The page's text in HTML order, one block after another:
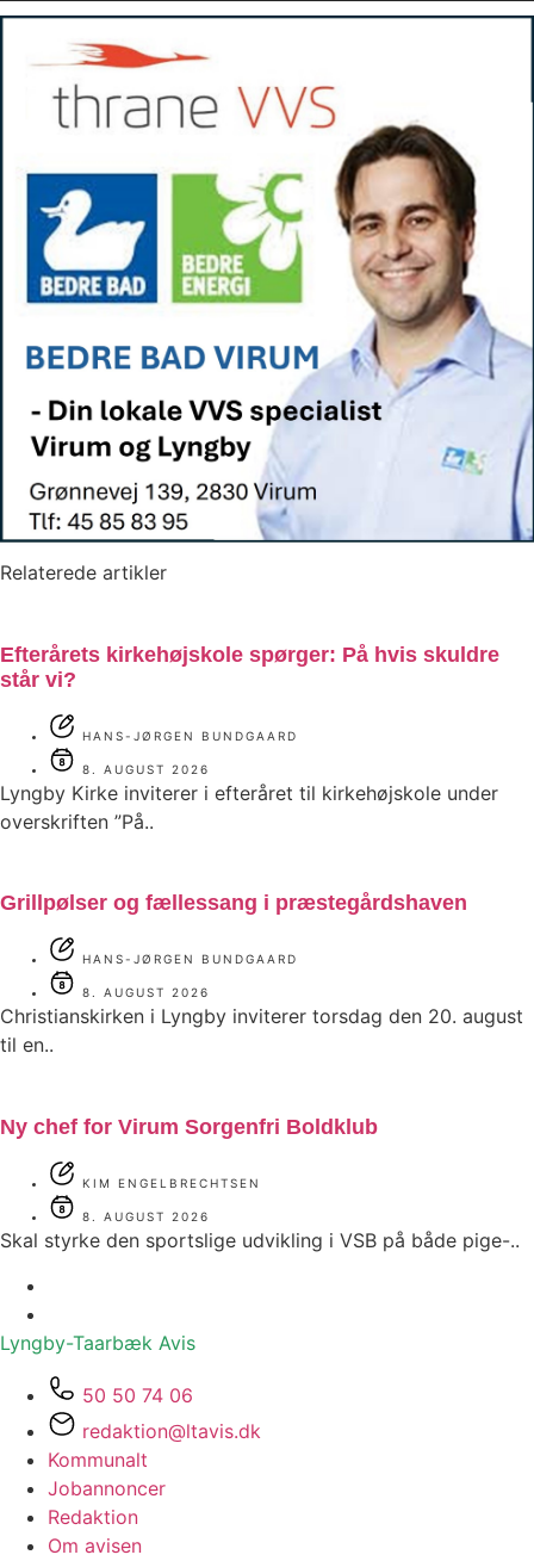
Relaterede artikler
Efterårets kirkehøjskole spørger: På hvis skuldre
står vi?
HANS-JØRGEN BUNDGAARD
8. AUGUST 2026
Lyngby Kirke inviterer i efteråret til kirkehøjskole under
overskriften ”På..
Grillpølser og fællessang i præstegårdshaven
HANS-JØRGEN BUNDGAARD
8. AUGUST 2026
Christianskirken i Lyngby inviterer torsdag den 20. august
til en..
Ny chef for Virum Sorgenfri Boldklub
KIM ENGELBRECHTSEN
8. AUGUST 2026
Skal styrke den sportslige udvikling i VSB på både pige-..
Lyngby-Taarbæk Avis
50 50 74 06
redaktion@ltavis.dk
Kommunalt
Jobannoncer
Redaktion
Om avisen